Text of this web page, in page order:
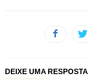
DEIXE UMA RESPOSTA